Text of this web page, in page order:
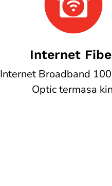
Internet
Internet Broadband
Optic termasa